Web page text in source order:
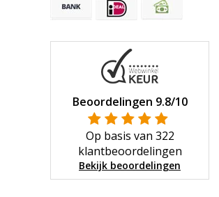
Beoordelingen 9.8/10
Op basis van 322
klantbeoordelingen
Bekijk beoordelingen